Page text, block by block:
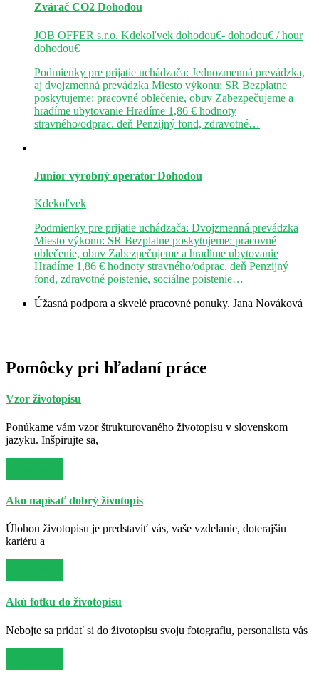
Zvárač CO2 Dohodou
JOB OFFER s.r.o. Kdekoľvek dohodou€- dohodou€ / hour
dohodou€
Podmienky pre prijatie uchádzača: Jednozmenná prevádzka,
aj dvojzmenná prevádzka Miesto výkonu: SR Bezplatne
poskytujeme: pracovné oblečenie, obuv Zabezpečujeme a
hradíme ubytovanie Hradíme 1,86 € hodnoty
stravného/odprac. deň Penzijný fond, zdravotné…
Junior výrobný operátor Dohodou
Kdekoľvek
Podmienky pre prijatie uchádzača: Dvojzmenná prevádzka
Miesto výkonu: SR Bezplatne poskytujeme: pracovné
oblečenie, obuv Zabezpečujeme a hradíme ubytovanie
Hradíme 1,86 € hodnoty stravného/odprac. deň Penzijný
fond, zdravotné poistenie, sociálne poistenie…
Úžasná podpora a skvelé pracovné ponuky. Jana Nováková
Pomôcky pri hľadaní práce
Vzor životopisu
Ponúkame vám vzor štrukturovaného životopisu v slovenskom
jazyku. Inšpirujte sa,
Ako napísať dobrý životopis
Úlohou životopisu je predstaviť vás, vaše vzdelanie, doterajšiu
kariéru a
Akú fotku do životopisu
Nebojte sa pridať si do životopisu svoju fotografiu, personalista vás